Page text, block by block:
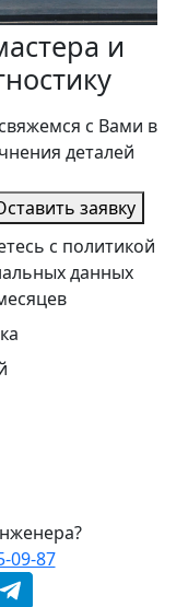
и
с Вами в
деталей
заявку
с политикой
данных
09-87